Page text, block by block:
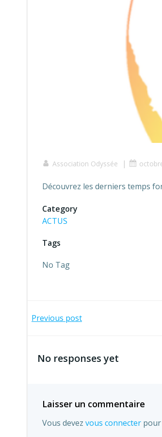
Association Odyssée |
Découvrez les derniers temps
Category
ACTUS
Tags
No Tag
Navigation
l’article
Previous post
No responses yet
Laisser un commentaire
Vous devez vous connecter